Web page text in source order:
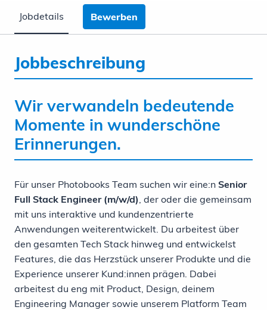
Jobdetails Bewerben
Jobbeschreibung
Wir verwandeln bedeutende
Momente in wunderschöne
Erinnerungen.
Für unser Photobooks Team suchen wir eine:n Senior
Full Stack Engineer (m/w/d) , der oder die gemeinsam
mit uns interaktive und kundenzentrierte
Anwendungen weiterentwickelt. Du arbeitest über
den gesamten Tech Stack hinweg und entwickelst
Features, die das Herzstück unserer Produkte und die
Experience unserer Kund:innen prägen. Dabei
arbeitest du eng mit Product, Design, deinem
Engineering Manager sowie unserem Platform Team